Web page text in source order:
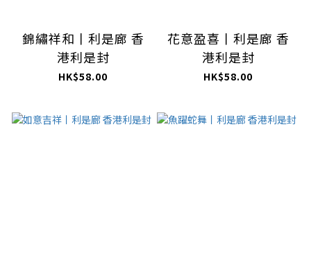
錦繡祥和丨利是廊 香
港利是封
HK$58.00
花意盈喜丨利是廊 香
港利是封
HK$58.00